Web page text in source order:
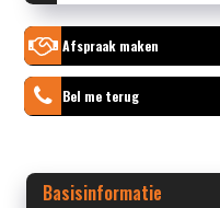
Afspraak maken
Bel me terug
Basisinformatie